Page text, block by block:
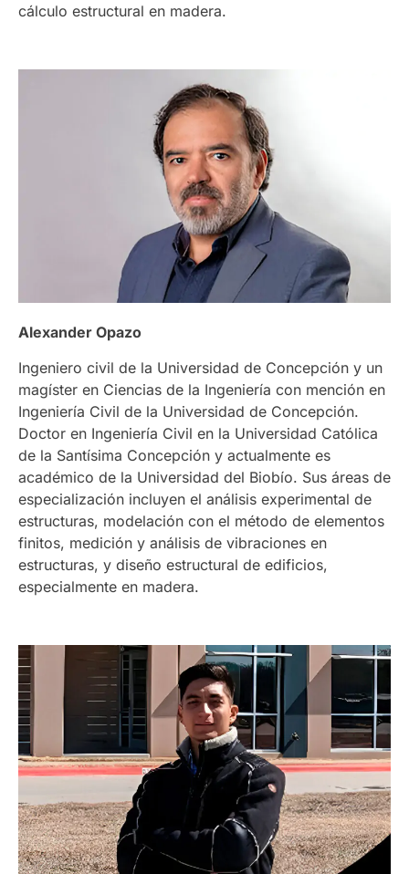
cálculo estructural en madera.
Alexander Opazo
Ingeniero civil de la Universidad de Concepción y un
magíster en Ciencias de la Ingeniería con mención en
Ingeniería Civil de la Universidad de Concepción.
Doctor en Ingeniería Civil en la Universidad Católica
de la Santísima Concepción y actualmente es
académico de la Universidad del Biobío. Sus áreas de
especialización incluyen el análisis experimental de
estructuras, modelación con el método de elementos
finitos, medición y análisis de vibraciones en
estructuras, y diseño estructural de edificios,
especialmente en madera.